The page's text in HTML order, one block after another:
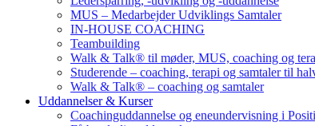
MUS – Medarbejder Udviklings Samtaler
IN-HOUSE COACHING
Teambuilding
Walk & Talk® til møder, MUS, coaching og
Studerende – coaching, terapi og samtaler til
Walk & Talk® – coaching og samtaler
Uddannelser & Kurser
Coachinguddannelse og eneundervisning i